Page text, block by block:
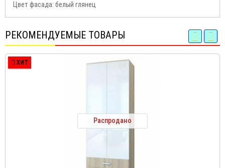
Цвет фасада: белый глянец
РЕКОМЕНДУЕМЫЕ ТОВАРЫ
ХИТ
Распродано